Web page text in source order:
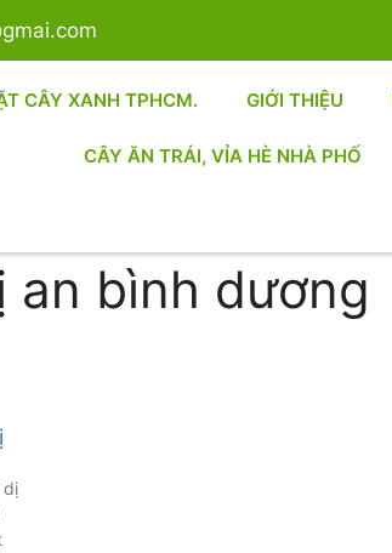
CÂY XANH TPHCM. GIỚI THIỆU
CÂY ĂN TRÁI, VỈA HÈ NHÀ PHỐ
an bình dương
dị